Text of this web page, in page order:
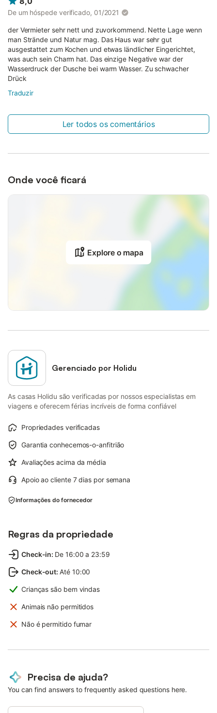
De um hóspede verificado, 01/2021
der Vermieter sehr nett und zuvorkommend. Nette Lage wenn
man Strände und Natur mag. Das Haus war sehr gut
ausgestattet zum Kochen und etwas ländlicher Eingerichtet,
was auch sein Charm hat. Das einzige Negative war der
Wasserdruck der Dusche bei warm Wasser. Zu schwacher
Drück
Traduzir
Ler todos os comentários
Onde você ficará
Explore o mapa
Gerenciado por Holidu
As casas Holidu são verificadas por nossos especialistas em
viagens e oferecem férias incríveis de forma confiável
Propriedades verificadas
Garantia conhecemos-o-anfitrião
Avaliações acima da média
Apoio ao cliente 7 dias por semana
Informações do fornecedor
Regras da propriedade
Check-in: De 16:00 a 23:59
Check-out: Até 10:00
Crianças são bem vindas
Animais não permitidos
Não é permitido fumar
Precisa de ajuda?
You can find answers to frequently asked questions here.